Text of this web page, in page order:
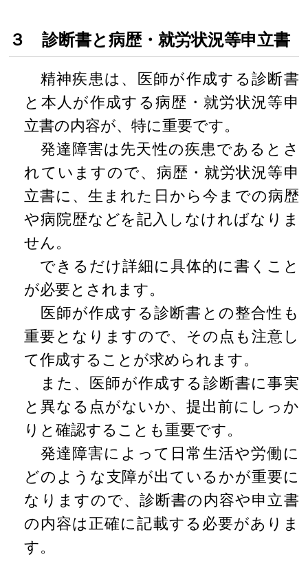
３ 診断書と病歴・就労状況等申立書
精神疾患は、医師が作成する診断書
と本人が作成する病歴・就労状況等申
立書の内容が、特に重要です。
発達障害は先天性の疾患であるとさ
れていますので、病歴・就労状況等申
立書に、生まれた日から今までの病歴
や病院歴などを記入しなければなりま
せん。
できるだけ詳細に具体的に書くこと
が必要とされます。
医師が作成する診断書との整合性も
重要となりますので、その点も注意し
て作成することが求められます。
また、医師が作成する診断書に事実
と異なる点がないか、提出前にしっか
りと確認することも重要です。
発達障害によって日常生活や労働に
どのような支障が出ているかが重要に
なりますので、診断書の内容や申立書
の内容は正確に記載する必要がありま
す。